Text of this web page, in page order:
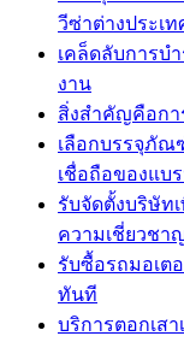
วีซ่าต่างประเท
เคล็ดลับการบ
งาน
สิ่งสำคัญคือกา
เลือกบรรจุภัณ
เชื่อถือของแบ
รับจัดตั้งบริษัท
ความเชี่ยวชา
รับซื้อรถมอเต
ทันที
บริการตอกเส